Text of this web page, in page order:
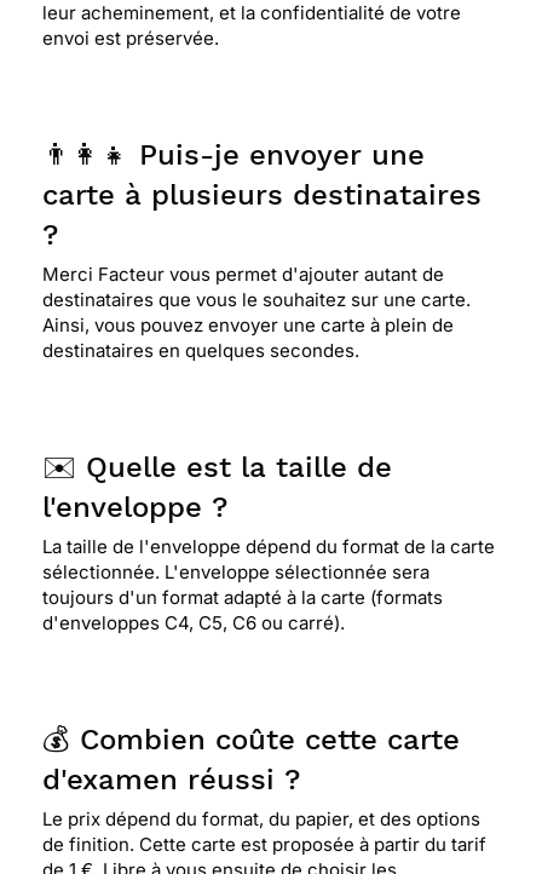
leur acheminement, et la confidentialité de votre
envoi est préservée.
👨‍👩‍👧 Puis-je envoyer une
carte à plusieurs destinataires
?
Merci Facteur vous permet d'ajouter autant de
destinataires que vous le souhaitez sur une carte.
Ainsi, vous pouvez envoyer une carte à plein de
destinataires en quelques secondes.
✉️ Quelle est la taille de
l'enveloppe ?
La taille de l'enveloppe dépend du format de la carte
sélectionnée. L'enveloppe sélectionnée sera
toujours d'un format adapté à la carte (formats
d'enveloppes C4, C5, C6 ou carré).
💰 Combien coûte cette carte
d'examen réussi ?
Le prix dépend du format, du papier, et des options
de finition. Cette carte est proposée à partir du tarif